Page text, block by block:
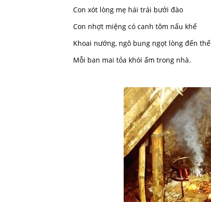
Con xót lòng mẹ hái trái bưởi đào
Con nhợt miệng có canh tôm nấu khế
Khoai nướng, ngô bung ngọt lòng đến thế
Mỗi ban mai tỏa khói ấm trong nhà.